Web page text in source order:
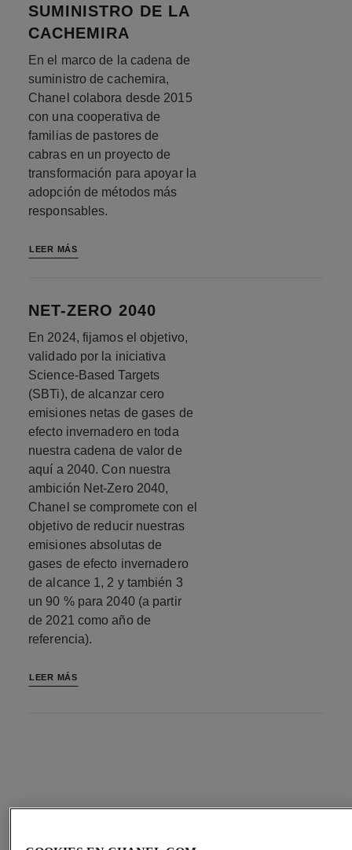
SUMINISTRO DE LA
CACHEMIRA
En el marco de la cadena de
suministro de cachemira,
Chanel colabora desde 2015
con una cooperativa de
familias de pastores de
cabras en un proyecto de
transformación para apoyar la
adopción de métodos más
responsables.
LEER MÁS
NET-ZERO 2040
En 2024, fijamos el objetivo,
validado por la iniciativa
Science-Based Targets
(SBTi), de alcanzar cero
emisiones netas de gases de
efecto invernadero en toda
nuestra cadena de valor de
aquí a 2040. Con nuestra
ambición Net-Zero 2040,
Chanel se compromete con el
objetivo de reducir nuestras
emisiones absolutas de
gases de efecto invernadero
de alcance 1, 2 y también 3
un 90 % para 2040 (a partir
de 2021 como año de
referencia).
LEER MÁS